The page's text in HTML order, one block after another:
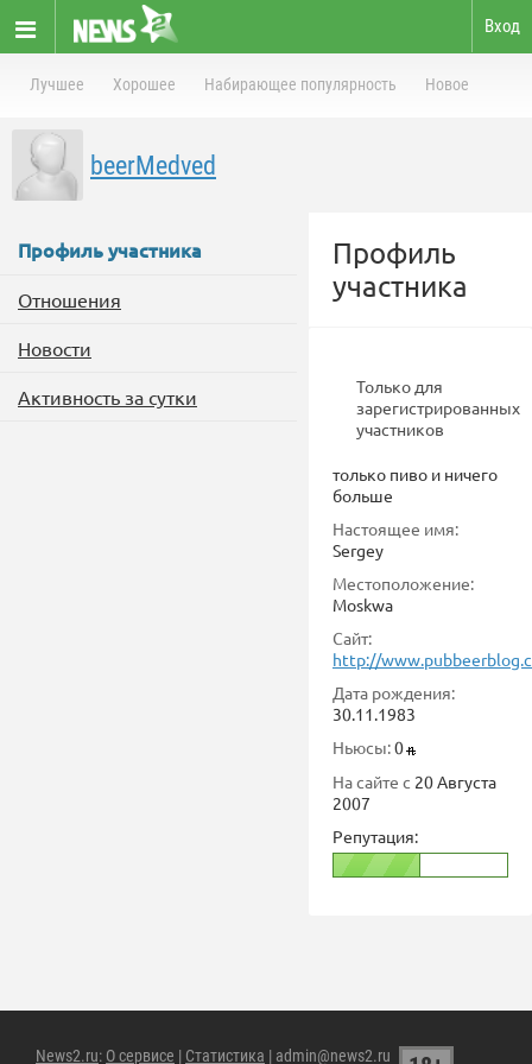
Вход
Лучшее Хорошее Набирающее популярность Новое
beerMedved
Профиль участника
Отношения
Новости
Активность за сутки
Профиль
участника
Только для
зарегистрированных
участников
только пиво и ничего
больше
Настоящее имя:
Sergey
Местоположение:
Moskwa
Сайт:
http://
Дата рождения:
30.11.1983
Ньюсы:0
На сайте с 20 Августа
2007
Репутация:
News2.ru: О сервисе | Статистика | admin@news2.ru